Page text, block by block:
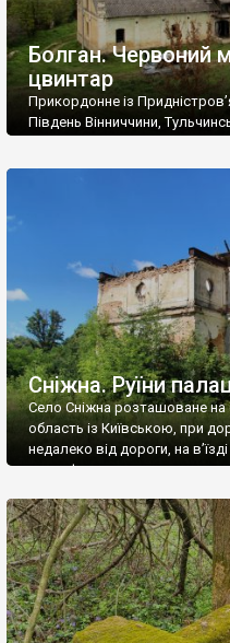
Болган. Червоний
цвинтар
Прикордонне із
Південь Вінниччини,
старовинний цвинтар із
збереглися, написані
мовою. За всіма
український. Хрести
роках Болган […]
Сніжна. Руїни
Село Сніжна розташоване на
область із Київською, при
недалеко від дороги, на
рельєфне пано, яке показує
дороги їх не видно, але видно
[…]